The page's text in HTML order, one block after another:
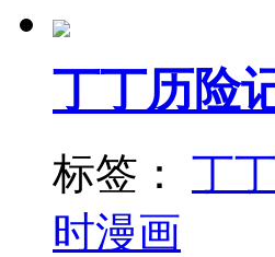
丁丁历险
标签： 丁
时漫画